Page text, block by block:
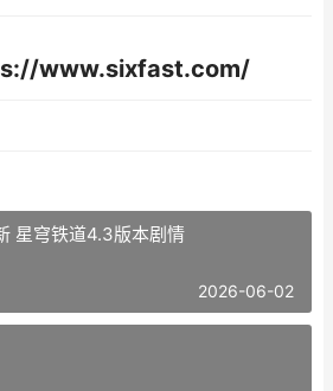
www.sixfast.com/
星穹铁道4.3版本剧情
2026-06-02